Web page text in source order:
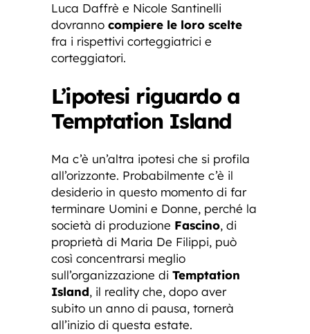
Luca Daffrè e Nicole Santinelli
dovranno compiere le loro scelte
fra i rispettivi corteggiatrici e
corteggiatori.
L’ipotesi riguardo a
Temptation Island
Ma c’è un’altra ipotesi che si profila
all’orizzonte. Probabilmente c’è il
desiderio in questo momento di far
terminare Uomini e Donne, perché la
società di produzione Fascino, di
proprietà di Maria De Filippi, può
così concentrarsi meglio
sull’organizzazione di Temptation
Island, il reality che, dopo aver
subito un anno di pausa, tornerà
all’inizio di questa estate.